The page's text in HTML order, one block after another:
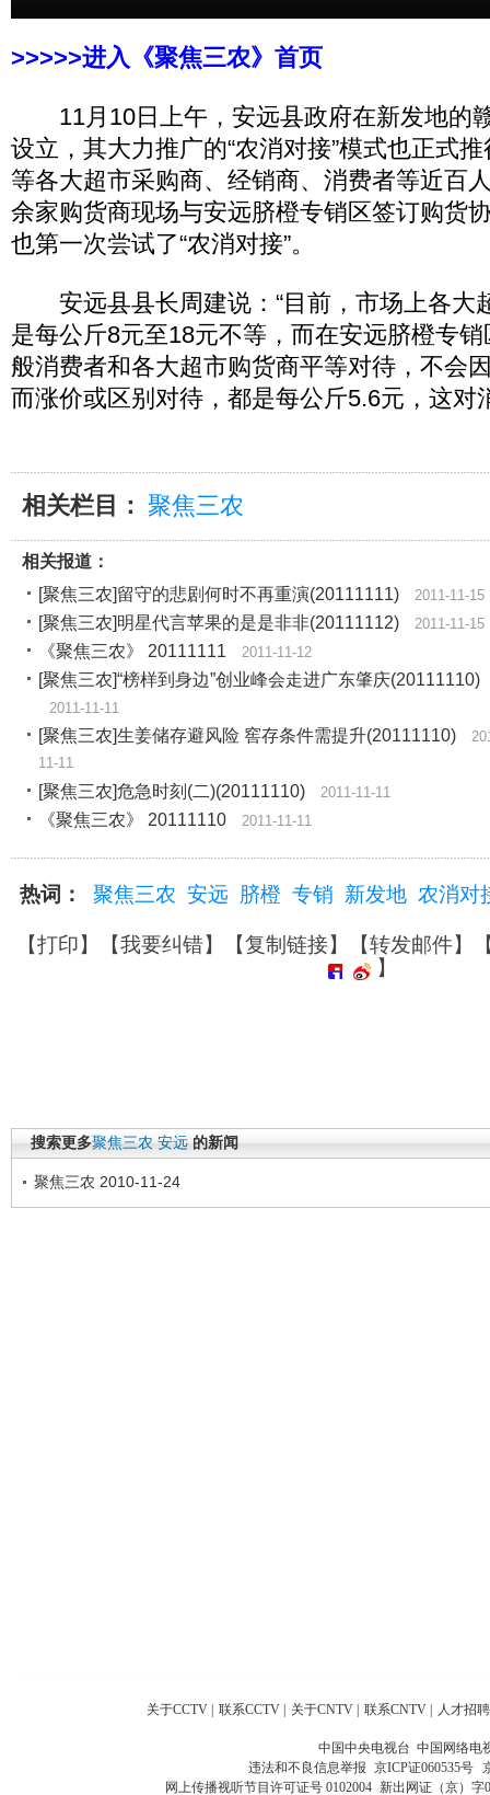
>>>>>进入《聚焦三农》首页
11月10日上午，安远县政府在新发地的
设立，其大力推广的“农消对接”模式也正式
等各大超市采购商、经销商、消费者等近百
余家购货商现场与安远脐橙专销区签订购货
也第一次尝试了“农消对接”。
安远县县长周建说：“目前，市场上各大
是每公斤8元至18元不等，而在安远脐橙专
般消费者和各大超市购货商平等对待，不会
而涨价或区别对待，都是每公斤5.6元，这对
相关栏目： 聚焦三农
相关报道：
[聚焦三农]留守的悲剧何时不再重演(20111111)
2011-11-15
[聚焦三农]明星代言苹果的是是非非(20111112) 2011-11-15
《聚焦三农》 20111111 2011-11-12
[聚焦三农]“榜样到身边”创业峰会走进广东肇庆(20111110)
2011-11-11
[聚焦三农]生姜储存避风险 窖存条件需提升(20111110)
11-11
[聚焦三农]危急时刻(二)(20111110)
2011-11-11
《聚焦三农》 20111110 2011-11-11
热词： 聚焦三农 安远 脐橙 专销 新发地 农消对
【打印】【我要纠错】【复制链接】【转发邮件】
】
搜索更多聚焦三农 安远 的新闻
聚焦三农 2010-11-24
关于CCTV 联系CCTV 关于CNTV 联系CNTV 人才招聘
中国中央电视台 中国网络电
违法和不良信息举报 京ICP证060535号
网上传播视听节目许可证号 0102004 新出网证（京）